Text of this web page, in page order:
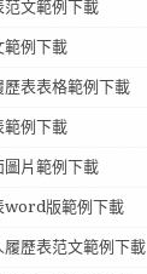
文範例下載
例下載
表表格範例下載
範例下載
圖片範例下載
word版範例下載
歷表范文範例下載